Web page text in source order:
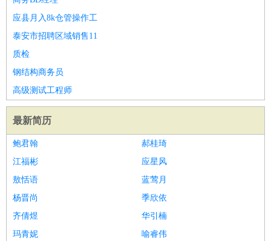
应县月入8k仓管操作工
泰安市招聘区域销售11
质检
钢结构商务员
高级测试工程师
最新简历
鲍君翰
郝桂琦
江福彬
应星风
敖恬语
蓝莺月
杨晋尚
季欣依
齐倩煜
华引楠
玛青妮
喻睿伟